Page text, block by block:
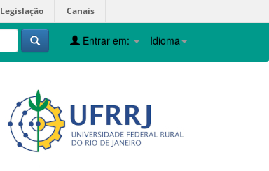
Legislação Canais
Idioma
Entrar em: